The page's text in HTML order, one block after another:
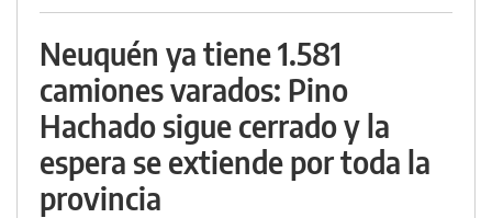
Neuquén ya tiene 1.581
camiones varados: Pino
Hachado sigue cerrado y la
espera se extiende por toda la
provincia